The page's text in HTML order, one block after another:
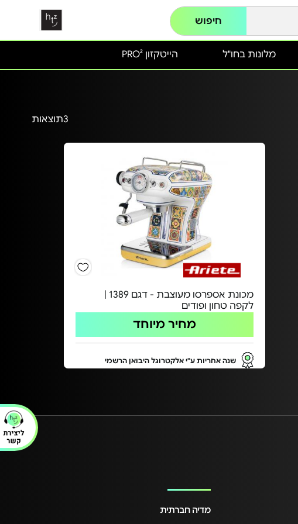
חיפוש
הייטקזון PRO² מלונות בחו"ל
3תוצאות
לקפה טחון ופודים
מחיר מיוחד
שנה אחריות ע"י אלקטרוגל היבואן הרשמי
מדיה חברתית